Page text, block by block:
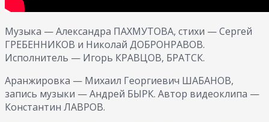
Музыка — Александра ПАХМУТОВА, стихи — Сергей
ГРЕБЕННИКОВ и Николай ДОБРОНРАВОВ.
Исполнитель — Игорь КРАВЦОВ, БРАТСК.
Аранжировка — Михаил Георгиевич ШАБАНОВ,
запись музыки — Андрей БЫРК. Автор видеоклипа —
Константин ЛАВРОВ.